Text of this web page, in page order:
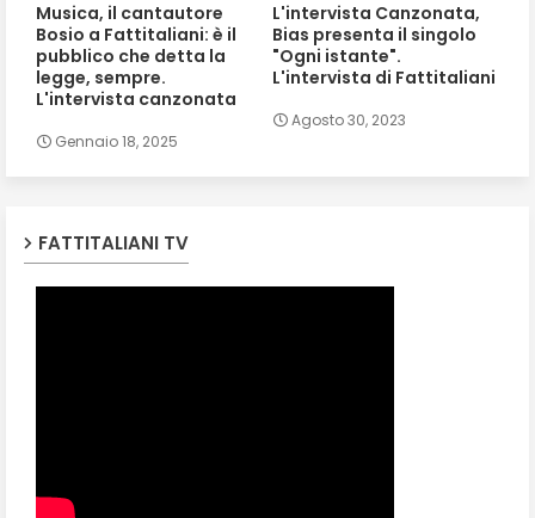
Musica, il cantautore
Bosio a Fattitaliani: è il
pubblico che detta la
legge, sempre.
L'intervista canzonata
Gennaio 18, 2025
L'intervista Canzonata,
Bias presenta il singolo
"Ogni istante".
L'intervista di Fattitaliani
Agosto 30, 2023
FATTITALIANI TV